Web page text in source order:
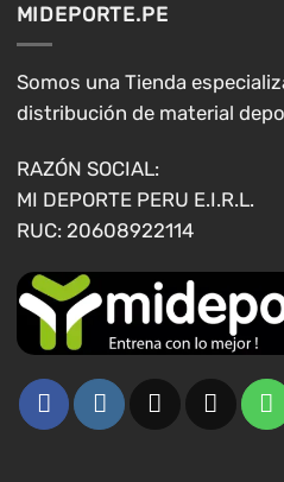
Las
opciones
se
elegir
la
página
de
MIDEPORTE.PE
Somos una Tienda
distribución de material
RAZÓN SOCIAL:
MI DEPORTE PERU E.I.R.L.
RUC: 20608922114